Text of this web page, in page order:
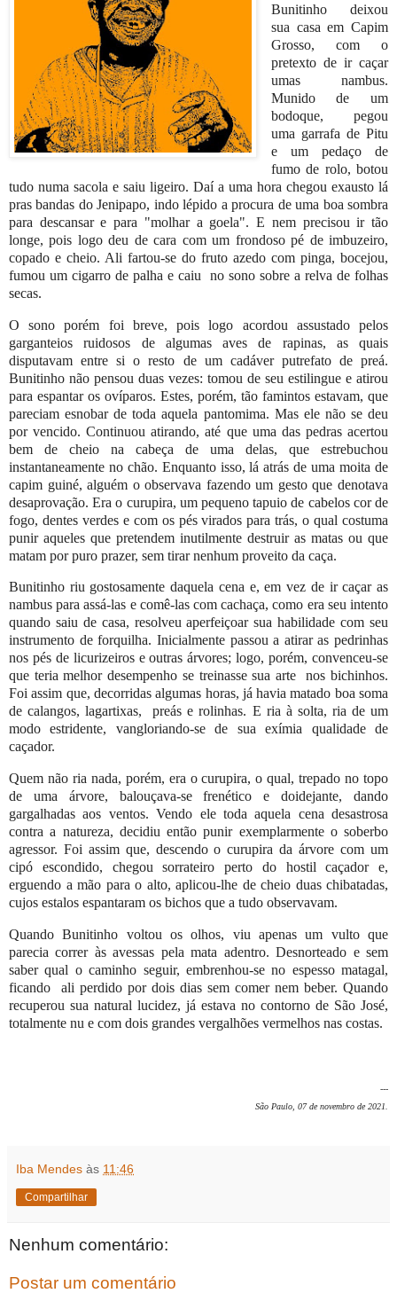
Bunitinho deixou
sua casa em Capim
Grosso, com o
pretexto de ir caçar
umas nambus.
Munido de um
bodoque, pegou
uma garrafa de Pitu
e um pedaço de
fumo de rolo, botou
tudo numa sacola e saiu ligeiro. Daí a uma hora chegou exausto lá
pras bandas do Jenipapo, indo lépido a procura de uma boa sombra
para descansar e para "molhar a goela". E nem precisou ir tão
longe, pois logo deu de cara com um frondoso pé de imbuzeiro,
copado e cheio. Ali fartou-se do fruto azedo com pinga, bocejou,
fumou um cigarro de palha e caiu
no sono sobre a relva de folhas
secas.
O sono porém foi breve, pois logo acordou assustado pelos
garganteios ruidosos de algumas aves de rapinas, as quais
disputavam entre si o resto de um cadáver putrefato de preá.
Bunitinho não pensou duas vezes: tomou de seu estilingue e atirou
para espantar os ovíparos. Estes, porém, tão famintos estavam, que
pareciam esnobar de toda aquela pantomima. Mas ele não se deu
por vencido. Continuou atirando, até que uma das pedras acertou
bem de cheio na cabeça de uma delas, que estrebuchou
instantaneamente no chão. Enquanto isso, lá atrás de uma moita de
capim guiné, alguém o observava fazendo um gesto que denotava
desaprovação. Era o curupira, um pequeno tapuio de cabelos cor de
fogo, dentes verdes e com os pés virados para trás, o qual costuma
punir aqueles que pretendem inutilmente destruir as matas ou que
matam por puro prazer, sem tirar nenhum proveito da caça.
Bunitinho riu gostosamente daquela cena e, em vez de ir caçar as
nambus para assá-las e comê-las com cachaça, como era seu intento
quando saiu de casa, resolveu aperfeiçoar sua habilidade com seu
instrumento de forquilha. Inicialmente passou a atirar as pedrinhas
nos pés de licurizeiros e outras árvores; logo, porém, convenceu-se
que teria melhor desempenho se treinasse sua arte
nos bichinhos.
Foi assim que, decorridas algumas horas, já havia matado boa soma
de calangos, lagartixas,
preás e rolinhas. E ria à solta, ria de um
modo estridente, vangloriando-se de sua exímia qualidade de
caçador.
Quem não ria nada, porém, era o curupira, o qual, trepadono topo
de uma árvore, balouçava-se frenético e doidejante, dando
gargalhadas aos ventos. Vendo ele toda aquela cena desastrosa
contra a natureza, decidiu então punir exemplarmente o soberbo
agressor. Foi assim que, descendo o curupira da árvore com um
cipó escondido, chegou sorrateiro perto do hostil caçador e,
erguendo a mão para o alto, aplicou-lhe de cheio duas chibatadas,
cujos estalos espantaram os bichos que a tudo observavam.
Quando Bunitinho voltou os olhos, viu apenas um vulto que
parecia correr às avessas pela mata adentro. Desnorteado e sem
saber qual o caminho seguir, embrenhou-se no espesso matagal,
ficando
ali perdido por dois dias sem comer nem beber. Quando
recuperou sua natural lucidez, já estava no contorno de São José,
totalmente nu e com dois grandes vergalhões vermelhos nas costas.
---
São Paulo, 07 de novembro de 2021.
Iba Mendes às 11:46
Compartilhar
Nenhum comentário:
Postar um comentário